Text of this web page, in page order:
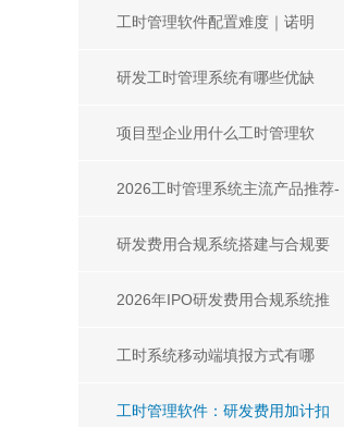
规、追溯、风控的核心刚需
工时管理软件配置难度｜诺明
TTA工时与成本核算复杂度解析
研发工时管理系统有哪些优缺
点？企业选型必看解析
项目型企业用什么工时管理软
件？2026选型指南
2026工时管理系统主流产品推荐-
项目研发团队选型指南
研发费用合规系统搭建与合规要
求全解析
2026年IPO研发费用合规系统推
荐：主流产品对比与选型指南
工时系统移动端填报方式有哪
些？
工时管理软件：研发费用加计扣